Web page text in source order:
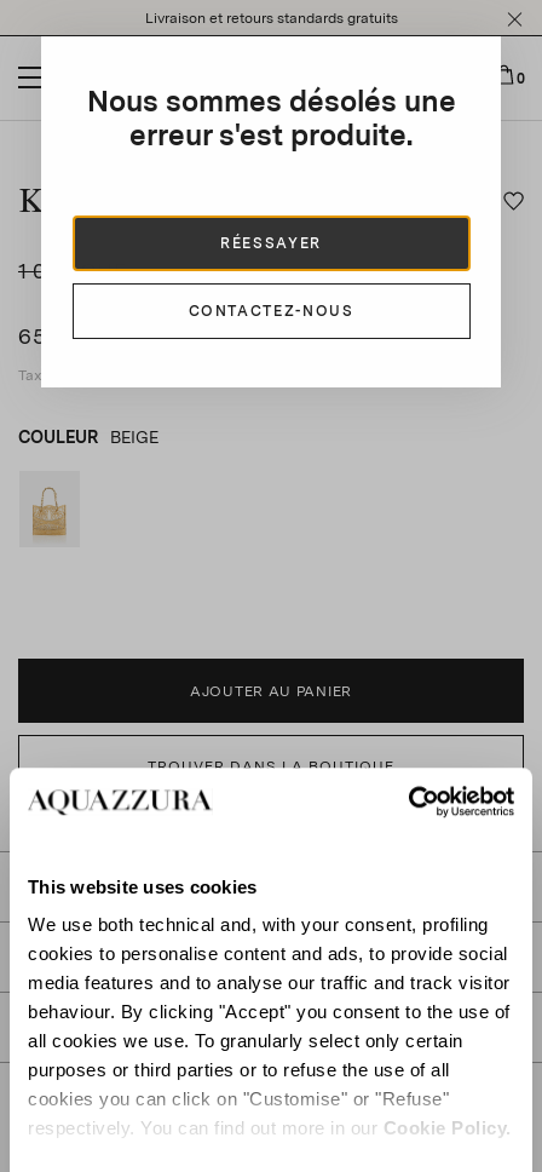
This website uses cookies
We use both technical and, with your consent, profiling
cookies to personalise content and ads, to provide social
media features and to analyse our traffic and track visitor
behaviour. By clicking "Accept" you consent to the use of
all cookies we use. To granularly select only certain
purposes or third parties or to refuse the use of all
cookies you can click on "Customise" or "Refuse"
respectively. You can find out more in our Cookie Policy.
note:
website
an
Livraison et retours standards gratuits
0
Nous sommes désolés une
erreur s'est produite.
RÉESSAYER
CONTACTEZ-NOUS
This is a carousel with auto-rotating slides. Activate any of
Kahlo Mini Tote
655 CHF
1 085 CHF
Taxes applicables incluses
COULEUR BEIGE
product_color_select_label
BEIGE
AJOUTER AU PANIER
TROUVER DANS LA BOUTIQUE
DESCRIPTION
DÉTAIL